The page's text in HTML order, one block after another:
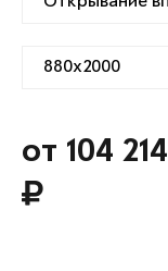
от 104 214